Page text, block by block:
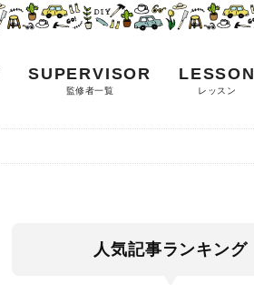
SUPERVISOR
監修者一覧
LESSON
レッスン
人気記事ランキング